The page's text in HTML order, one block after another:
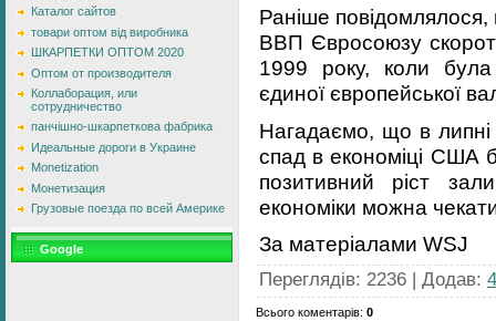
Каталог сайтов
товари оптом від виробника
ШКАРПЕТКИ ОПТОМ 2020
Оптом от производителя
Коллаборация, или
сотрудничество
панчішно-шкарпеткова фабрика
Идеальные дороги в Украине
Monetization
Монетизация
Грузовые поезда по всей Америке
Google
Раніше
ВВП Євросоюзу
1999 року, коли була
єдиної європейської
Нагадаємо, що в
спад в економіці США
позитивний ріст
економіки можна
За матеріалами WSJ
Переглядів: 2236 | Додав:
Всього коментарів: 0